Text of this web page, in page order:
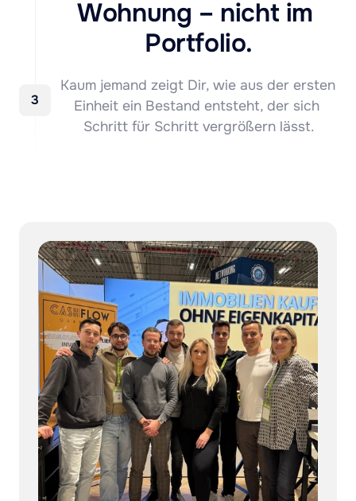
3
Wohnung – nicht im
Portfolio.
Kaum jemand zeigt Dir, wie aus der ersten
Einheit ein Bestand entsteht, der sich
Schritt für Schritt vergrößern lässt.